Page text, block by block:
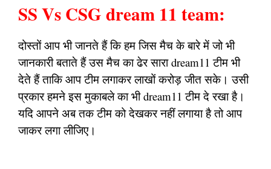
SS Vs CSG dream 11 team:
दोस्तों आप भी जानते हैं कि हम जिस मैच के बारे में जो भी
जानकारी बताते हैं उस मैच का ढेर सारा dream11 टीम भी
देते हैं ताकि आप टीम लगाकर लाखों करोड़ जीत सके। उसी
प्रकार हमने इस मुकाबले का भी dream11 टीम दे रखा है।
यदि आपने अब तक टीम को देखकर नहीं लगाया है तो आप
जाकर लगा लीजिए।